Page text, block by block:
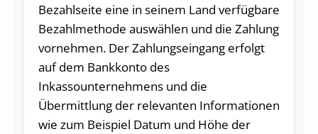
Bezahlseite eine in seinem Land verfügbare
Bezahlmethode auswählen und die Zahlung
vornehmen. Der Zahlungseingang erfolgt
auf dem Bankkonto des
Inkassounternehmens und die
Übermittlung der relevanten Informationen
wie zum Beispiel Datum und Höhe der